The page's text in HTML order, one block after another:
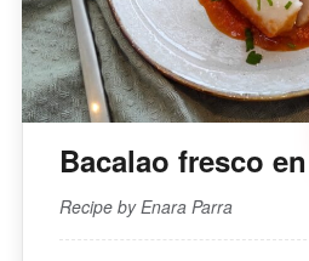
Bacalao fresco
Recipe by Enara Parra